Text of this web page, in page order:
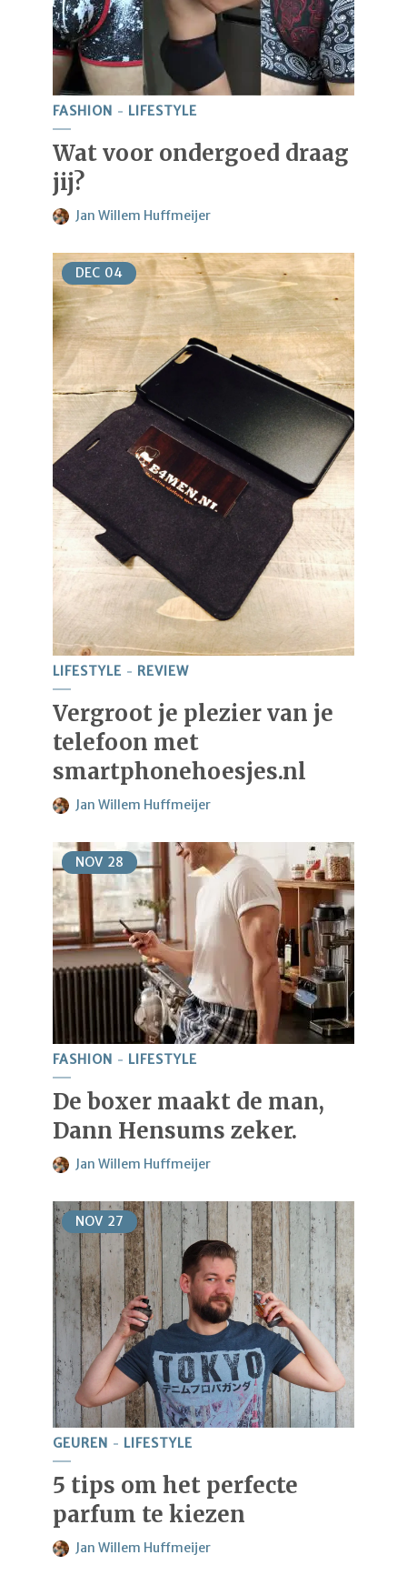
FASHION LIFESTYLE
Wat voor ondergoed draag
jij?
Jan Willem Huffmeijer
DEC 04
LIFESTYLE REVIEW
Vergroot je plezier van je
telefoon met
smartphonehoesjes.nl
Jan Willem Huffmeijer
NOV 28
FASHION LIFESTYLE
De boxer maakt de man,
Dann Hensums zeker.
Jan Willem Huffmeijer
NOV 27
GEUREN LIFESTYLE
5 tips om het perfecte
parfum te kiezen
Jan Willem Huffmeijer